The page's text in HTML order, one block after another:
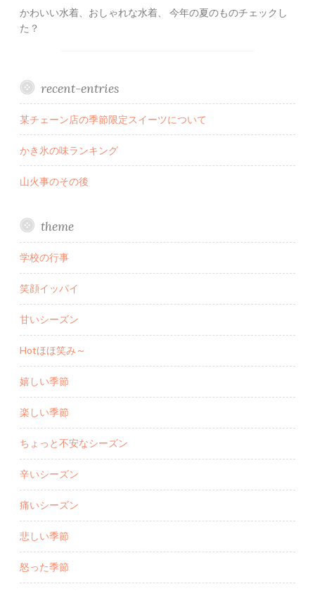
かわいい水着、おしゃれな水着、 今年の夏のものチェックし
た？
recent-entries
某チェーン店の季節限定スイーツについて
かき氷の味ランキング
山火事のその後
theme
学校の行事
笑顔イッパイ
甘いシーズン
Hotほほ笑み～
嬉しい季節
楽しい季節
ちょっと不安なシーズン
辛いシーズン
痛いシーズン
悲しい季節
怒った季節